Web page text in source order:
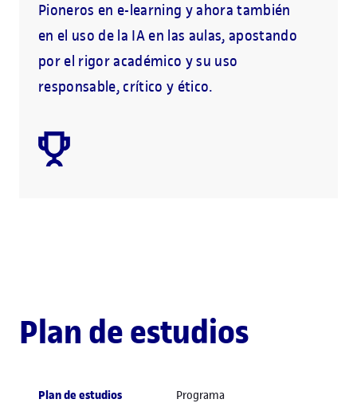
Pioneros en e-learning y ahora también
en el uso de la IA en las aulas, apostando
por el rigor académico y su uso
responsable, crítico y ético.
Plan de estudios
Plan de estudios Programa